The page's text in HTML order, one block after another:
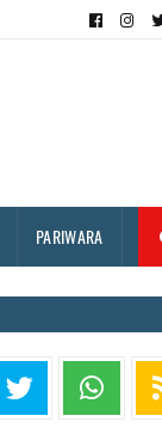
PARIWARA